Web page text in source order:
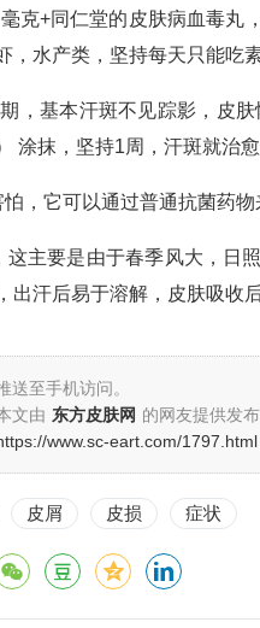
克+同仁堂的皮肤病血毒丸
，水产类，坚持每天只能吃
，基本汗斑不见踪影，皮
涂抹，坚持1周，汗斑就治
，它可以通过普通抗菌药
主要是由于春季风大，日
出汗后易于溶解，皮肤吸收
送至手机访问。
文由 东方皮肤网 的网友提供发
www.sc-eart.com/1797.html
皮屑 皮损 症状